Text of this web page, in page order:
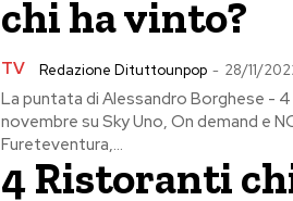
chi ha vinto?
TV Redazione Dituttounpop - 28/11/
La puntata di Alessandro Borghese -
novembre su Sky Uno, On demand e
Fureteventura,...
4 Ristoranti